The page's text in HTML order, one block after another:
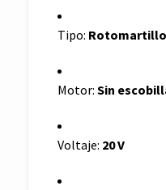
Tipo:
Motor: Sin
Voltaje: 20 V